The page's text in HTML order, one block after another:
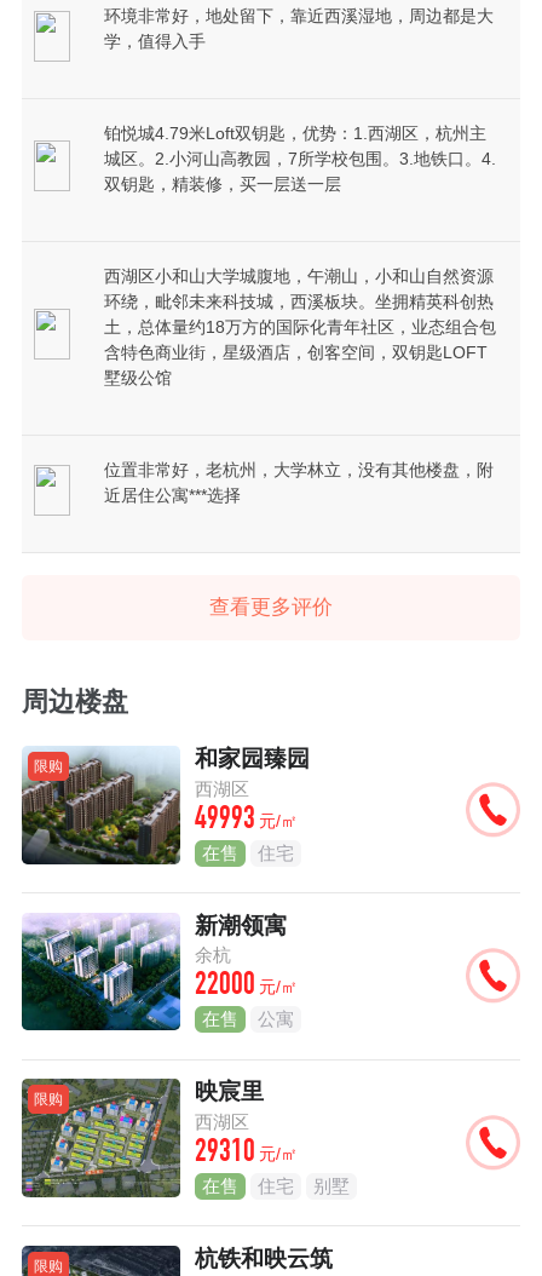
环境非常好，地处留下，靠近西溪湿地，周边都是大
学，值得入手
铂悦城4.79米Loft双钥匙，优势：1.西湖区，杭州主
城区。2.小河山高教园，7所学校包围。3.地铁口。4.
双钥匙，精装修，买一层送一层
西湖区小和山大学城腹地，午潮山，小和山自然资源
环绕，毗邻未来科技城，西溪板块。坐拥精英科创热
土，总体量约18万方的国际化青年社区，业态组合包
含特色商业街，星级酒店，创客空间，双钥匙LOFT
墅级公馆
位置非常好，老杭州，大学林立，没有其他楼盘，附
近居住公寓***选择
查看更多评价
周边楼盘
限购 和家园臻园
西湖区
49993 元/㎡
在售 住宅
新潮领寓
余杭
22000 元/㎡
在售 公寓
限购 映宸里
西湖区
29310 元/㎡
在售 住宅 别墅
限购 杭铁和映云筑